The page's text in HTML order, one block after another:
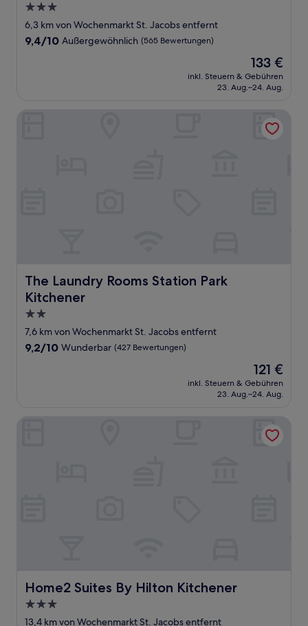
3.0-
Sterne-
Unterkunft
6,3 km von Wochenmarkt St. Jacobs entfernt
9.4
9,4/10 Außergewöhnlich (565 Bewertungen)
Der
Preis
beträgt
133 €
inkl. Steuern & Gebühren
23. Aug.–24. Aug.
The Laundry Rooms Station Park
Kitchener
The Laundry Rooms Station Park Kitchener
2.0-
Sterne-
Unterkunft
7,6 km von Wochenmarkt St. Jacobs entfernt
9.2
9,2/10 Wunderbar (427 Bewertungen)
Der
Preis
beträgt
121 €
inkl. Steuern & Gebühren
23. Aug.–24. Aug.
Home2 Suites By Hilton Kitchener
Home2 Suites By Hilton Kitchener
3.0-
Sterne-
13,4 km von Wochenmarkt St. Jacobs entfernt